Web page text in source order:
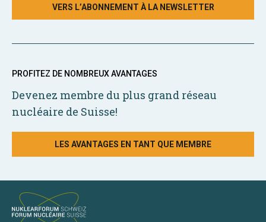
VERS L’ABONNEMENT À LA NEWSLETTER
PROFITEZ DE NOMBREUX AVANTAGES
Devenez membre du plus grand réseau
nucléaire de Suisse!
LES AVANTAGES EN TANT QUE MEMBRE